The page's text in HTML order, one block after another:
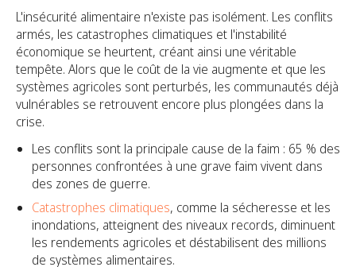
L'insécurité alimentaire n'existe pas isolément. Les conflits
armés, les catastrophes climatiques et l'instabilité
économique se heurtent, créant ainsi une véritable
tempête. Alors que le coût de la vie augmente et que les
systèmes agricoles sont perturbés, les communautés déjà
vulnérables se retrouvent encore plus plongées dans la
crise.
Les conflits sont la principale cause de la faim : 65 % des
personnes confrontées à une grave faim vivent dans
des zones de guerre.
Catastrophes climatiques, comme la sécheresse et les
inondations, atteignent des niveaux records, diminuent
les rendements agricoles et déstabilisent des millions
de systèmes alimentaires.